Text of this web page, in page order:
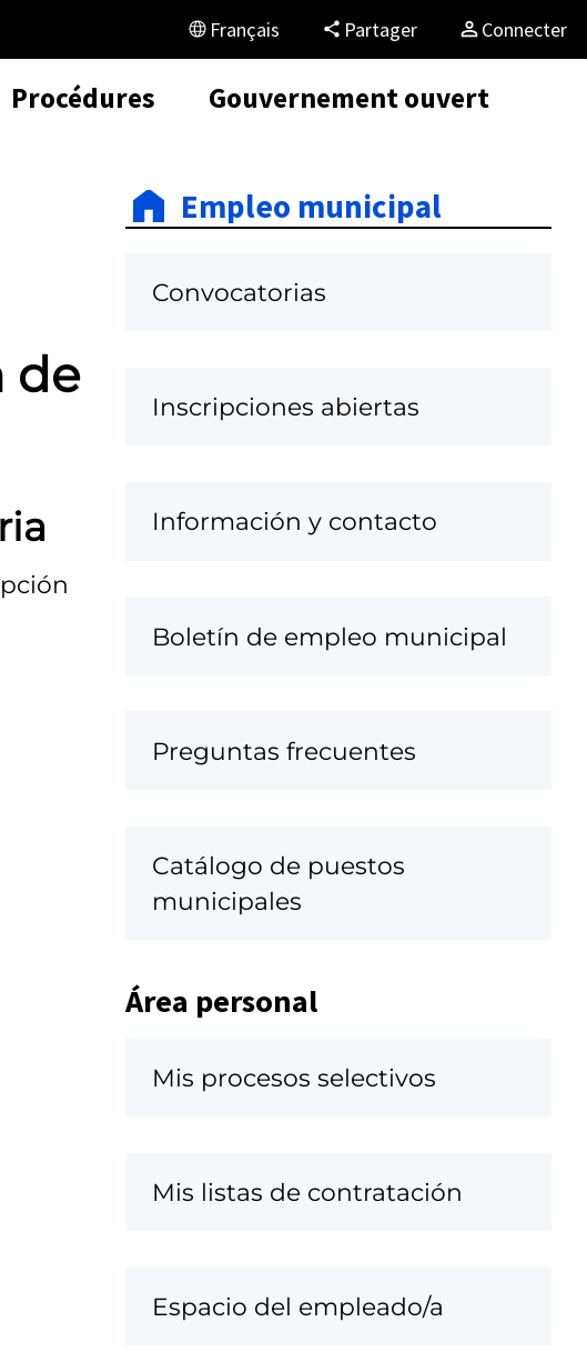
Français Partager Connecter
Procédures Gouvernement ouvert
de
Empleo municipal
Convocatorias
Inscripciones abiertas
Información y contacto
Boletín de empleo municipal
Preguntas frecuentes
Catálogo de puestos
municipales
Área personal
Mis procesos selectivos
Mis listas de contratación
Espacio del empleado/a